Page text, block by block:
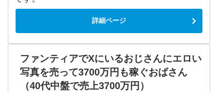
詳細ページ
ファンティアでXにいるおじさんにエロい
写真を売って3700万円も稼ぐおばさん
（40代中盤で売上3700万円）